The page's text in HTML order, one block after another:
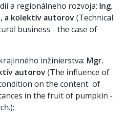
a regionálneho rozvoja: Ing.
a kolektív autorov(Technical
business - the case of
inžinierstva: Mgr.
autorov(The influence of
on the content of
in the fruit of pumpkin -